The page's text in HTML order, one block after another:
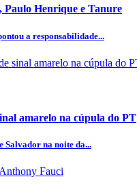
Henrique e Tanure
a responsabilidade...
amarelo na cúpula do PT
Salvador na noite da...